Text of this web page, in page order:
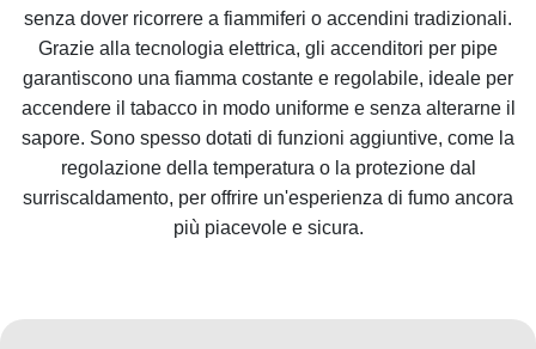
senza dover ricorrere a fiammiferi o accendini tradizionali.
Grazie alla tecnologia elettrica, gli accenditori per pipe
garantiscono una fiamma costante e regolabile, ideale per
accendere il tabacco in modo uniforme e senza alterarne il
sapore. Sono spesso dotati di funzioni aggiuntive, come la
regolazione della temperatura o la protezione dal
surriscaldamento, per offrire un'esperienza di fumo ancora
più piacevole e sicura.